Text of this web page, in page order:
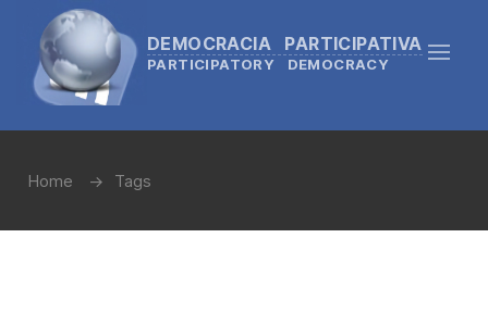
DEMOCRACIA PARTICIPATIVA
PARTICIPATORY DEMOCRACY
Home Tags